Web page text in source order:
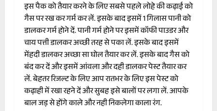
इस पैक को तैयार करने के लिए सबसे पहले लोहे की कढ़ाई को
गैस पर रख कर गर्म कर लें. इसके बाद इसमें 1 गिलास पानी को
डालकर गर्म होने दें. पानी गर्म होने पर इसमें कॉफी पाउडर और
चाय पत्ती डालकर अच्छी तरह से पका लें. इसके बाद इसमें
मेंहदी डालकर अच्छा सा घोल तैयार कर लें. इसके बाद गैस को
बंद कर दें और इसमें आंवला और दही डालकर पेस्ट तैयार कर
लें. बेहतर रिजल्ट के लिए आप रातभर के लिए इस पेस्ट को
कढ़ाही में रखा रहने दें और सुबह इसे बालों पर लगा लें. आपके
बाल जड़ से होंगे काले और नही निकलेगा काला रंग.